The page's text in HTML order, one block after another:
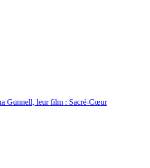
Gunnell, leur film : Sacré-Cœur